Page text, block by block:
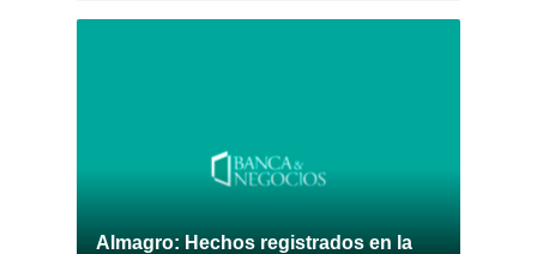
Almagro: Hechos registrados en la